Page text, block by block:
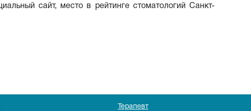
сайт, место в рейтинге стоматологий Санкт-
Терапевт